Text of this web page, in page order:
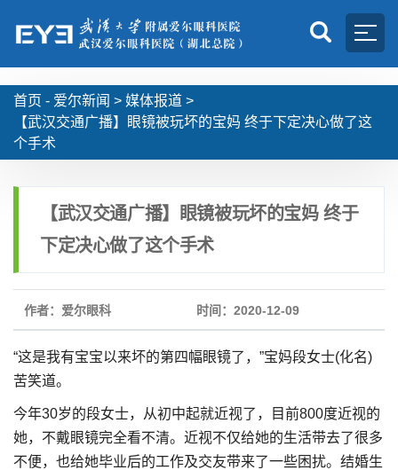
首页 - 爱尔新闻 > 媒体报道 >
【武汉交通广播】眼镜被玩坏的宝妈 终于下定决心做了这
个手术
【武汉交通广播】眼镜被玩坏的宝妈 终于
下定决心做了这个手术
作者：爱尔眼科 时间：2020-12-09
“这是我有宝宝以来坏的第四幅眼镜了，”宝妈段女士(化名)
苦笑道。
今年30岁的段女士，从初中起就近视了，目前800度近视的
她，不戴眼镜完全看不清。近视不仅给她的生活带去了很多
不便，也给她毕业后的工作及交友带来了一些困扰。结婚生